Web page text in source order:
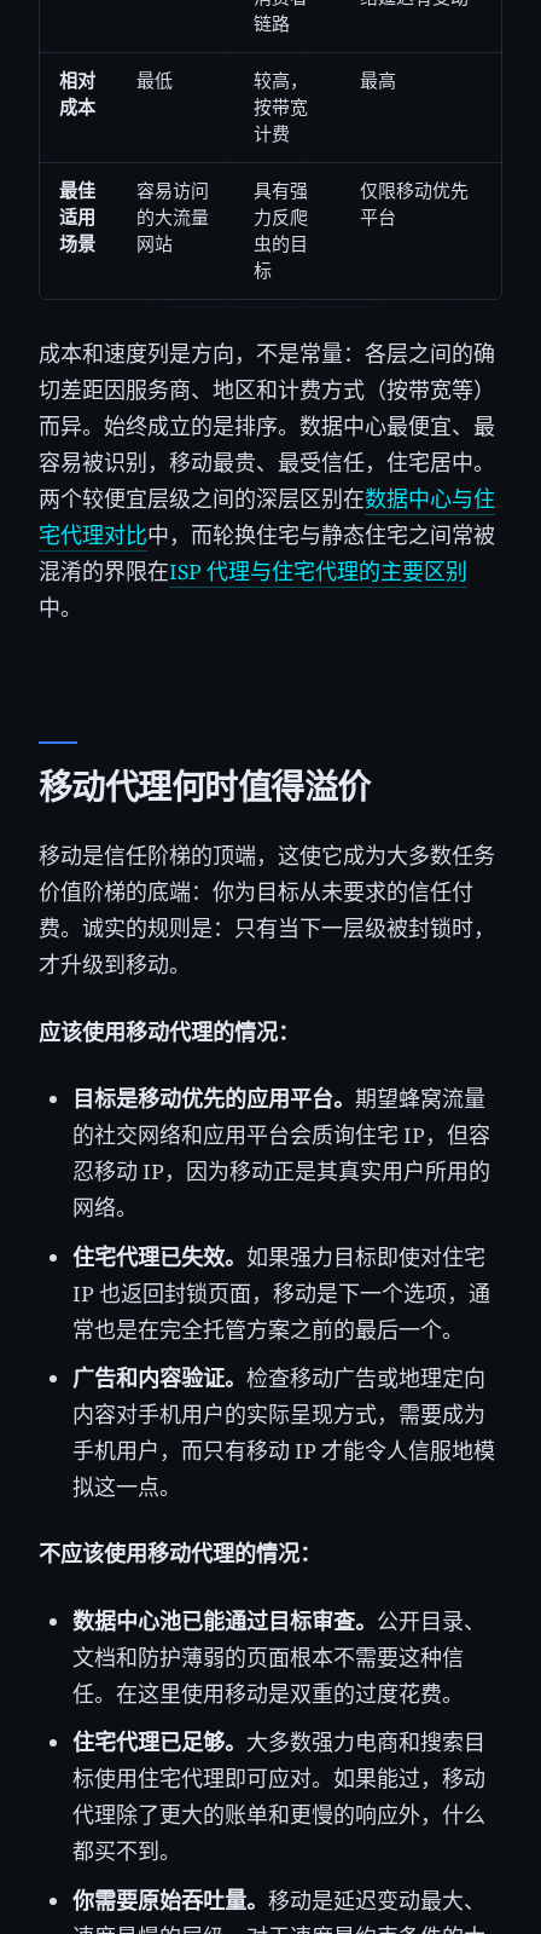
链路
相对
成本
最低
较高，
按带宽
计费
最高
最佳
适用
场景
容易访问
的大流量
网站
具有强
力反爬
虫的目
标
仅限移动优先
平台
成本和速度列是方向，不是常量：各层之间的确
切差距因服务商、地区和计费方式（按带宽等）
而异。始终成立的是排序。数据中心最便宜、最
容易被识别，移动最贵、最受信任，住宅居中。
两个较便宜层级之间的深层区别在数据中心与住
宅代理对比中，而轮换住宅与静态住宅之间常被
混淆的界限在ISP 代理与住宅代理的主要区别
中。
移动代理何时值得溢价
移动是信任阶梯的顶端，这使它成为大多数任务
价值阶梯的底端：你为目标从未要求的信任付
费。诚实的规则是：只有当下一层级被封锁时，
才升级到移动。
应该使用移动代理的情况：
目标是移动优先的应用平台。 期望蜂窝流量
的社交网络和应用平台会质询住宅 IP，但容
忍移动 IP，因为移动正是其真实用户所用的
网络。
住宅代理已失效。 如果强力目标即使对住宅
IP 也返回封锁页面，移动是下一个选项，通
常也是在完全托管方案之前的最后一个。
广告和内容验证。 检查移动广告或地理定向
内容对手机用户的实际呈现方式，需要成为
手机用户，而只有移动 IP 才能令人信服地模
拟这一点。
不应该使用移动代理的情况：
数据中心池已能通过目标审查。 公开目录、
文档和防护薄弱的页面根本不需要这种信
任。在这里使用移动是双重的过度花费。
住宅代理已足够。 大多数强力电商和搜索目
标使用住宅代理即可应对。如果能过，移动
代理除了更大的账单和更慢的响应外，什么
都买不到。
你需要原始吞吐量。 移动是延迟变动最大、